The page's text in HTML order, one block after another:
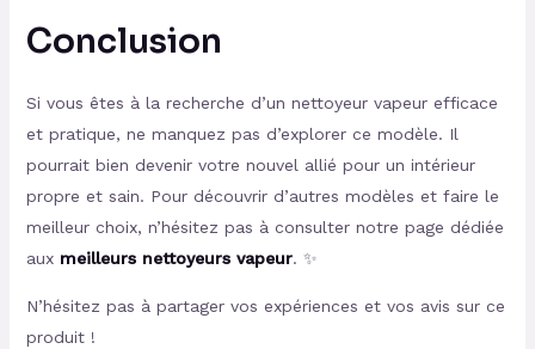
Conclusion
Si vous êtes à la recherche d’un nettoyeur vapeur efficace
et pratique, ne manquez pas d’explorer ce modèle. Il
pourrait bien devenir votre nouvel allié pour un intérieur
propre et sain. Pour découvrir d’autres modèles et faire le
meilleur choix, n’hésitez pas à consulter notre page dédiée
aux meilleurs nettoyeurs vapeur. ✨
N’hésitez pas à partager vos expériences et vos avis sur ce
produit !